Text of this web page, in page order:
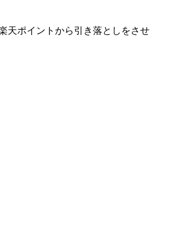
天ポイントから引き落としをさせ